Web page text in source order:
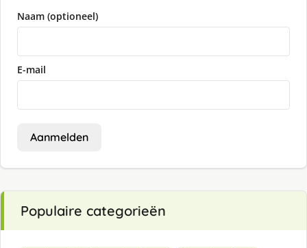
Naam (optioneel)
E-mail
Aanmelden
Populaire categorieën